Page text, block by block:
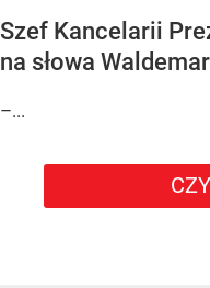
Szef Kancelarii
na słowa
–...